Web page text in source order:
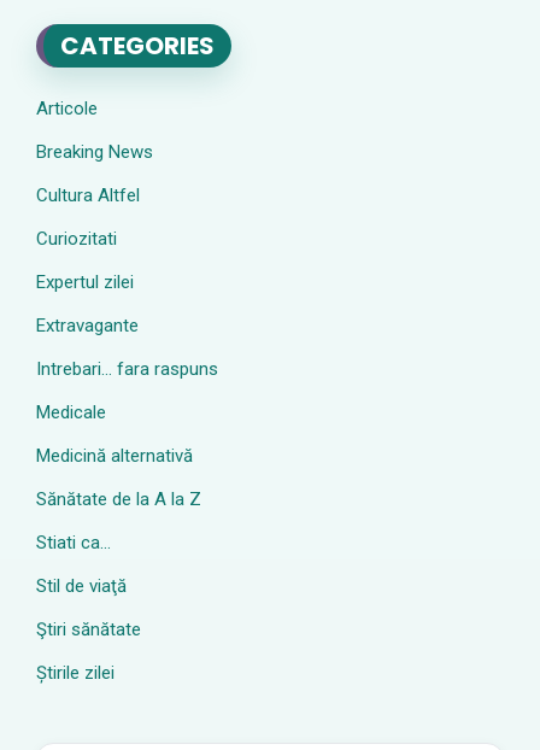
CATEGORIES
Articole
Breaking News
Cultura Altfel
Curiozitati
Expertul zilei
Extravagante
Intrebari… fara raspuns
Medicale
Medicină alternativă
Sănătate de la A la Z
Stiati ca…
Stil de viaţă
Ştiri sănătate
Știrile zilei